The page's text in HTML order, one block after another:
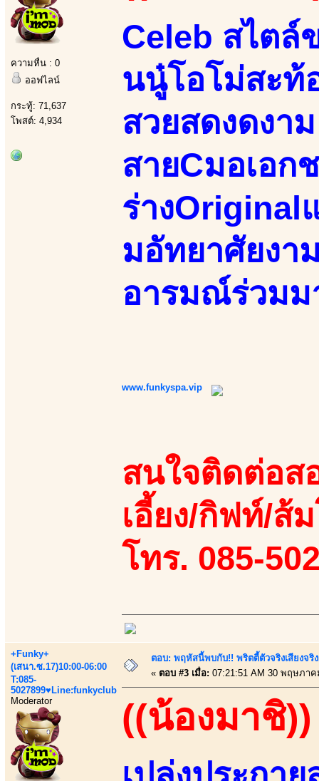
ความหื่น : 0
ออฟไลน์
กระทู้: 71,637
โพสต์: 4,934
Celeb สไตล์
นนู๋โอโม่สะท้
สวยสดงดงา
สายCมอเอก
ร่างOriginal
มอัทยาศัยงา
อารมณ์ร่วมม
www.funkyspa.vip
สนใจติดต่อส
เอี้ยง/กิฟท์/ส้
โทร. 085-
+Funky+
(เสนา.ซ.17)10:00-06:00
T:085-
5027899♥Line:funkyclub
Moderator
ตอบ: พฤหัสนี้พบกับ!! พริตตี้ตัวจริงเสียงจ
« ตอบ #3 เมื่อ: 07:21:51 AM 30 พฤษภาค
((น้องมาชิ))